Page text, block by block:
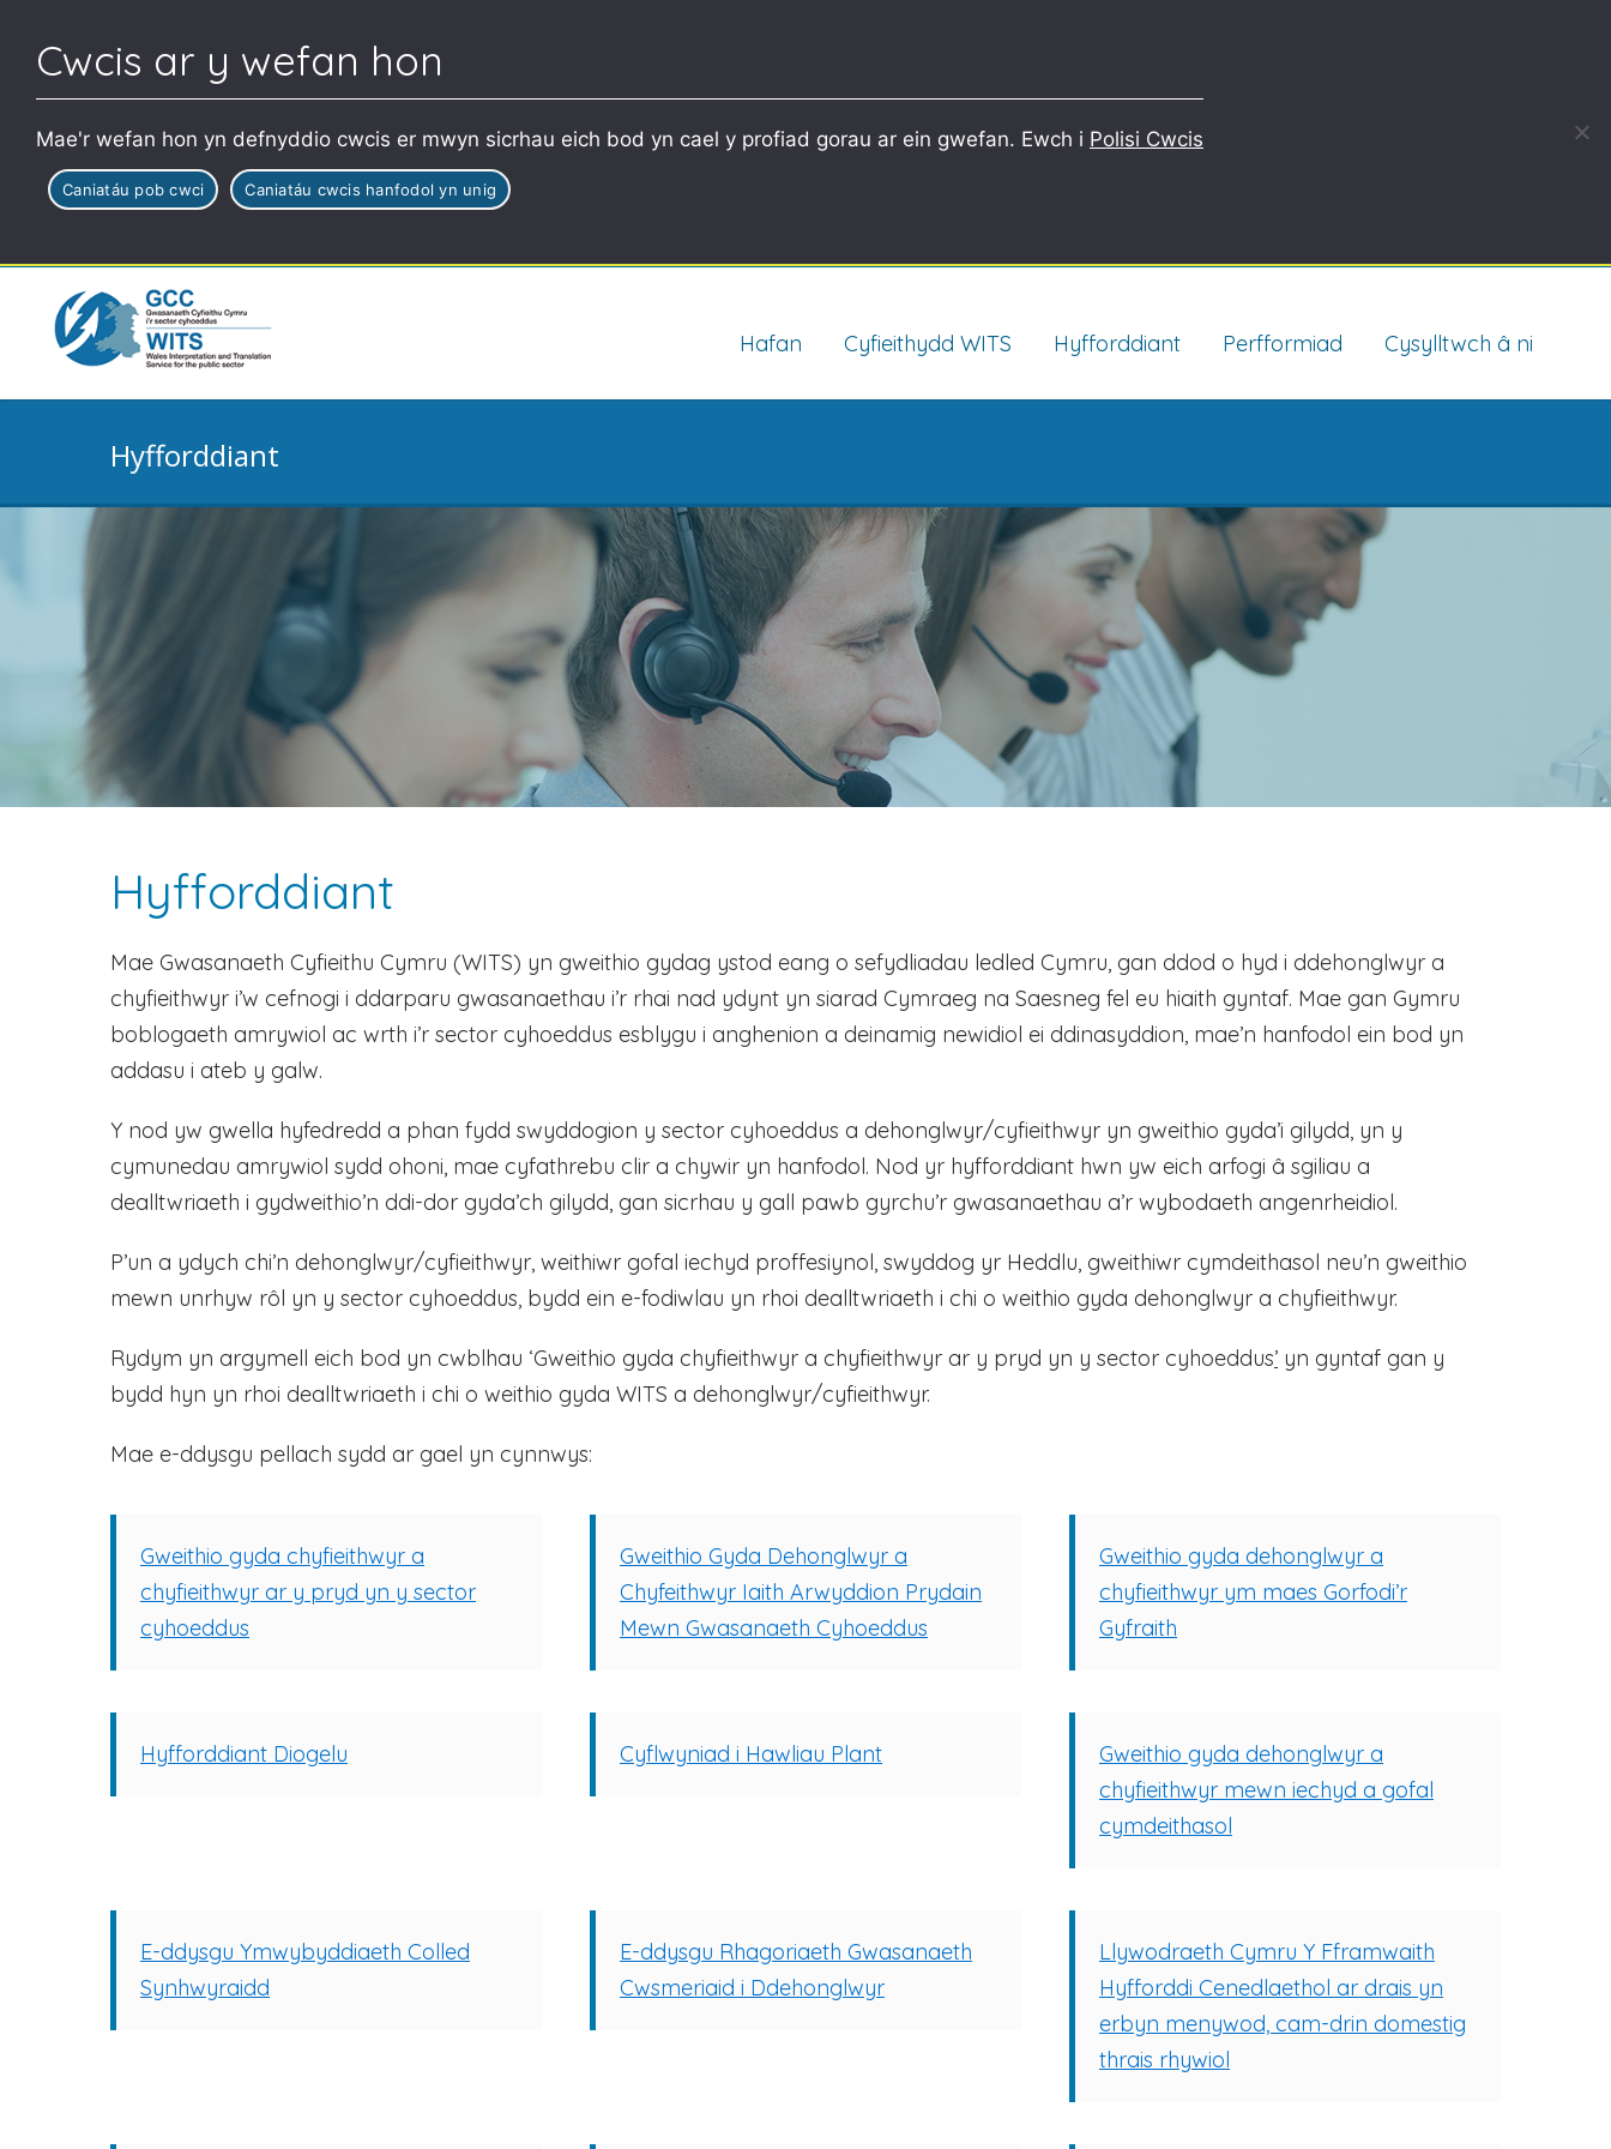
Cwcis ar y wefan hon
Mae'r wefan hon yn defnyddio cwcis er mwyn sicrhau eich bod yn cael y profiad gorau ar ein gwefan. Ewch i Polisi Cwcis
Caniatáu pob cwci Caniatáu cwcis hanfodol yn unig
Hafan Cyfieithydd WITS Hyfforddiant Perfformiad Cysylltwch â ni
Hyfforddiant
Hyfforddiant
Mae Gwasanaeth Cyfieithu Cymru (WITS) yn gweithio gydag ystod eang o sefydliadau ledled Cymru, gan ddod o hyd i ddehonglwyr a
chyfieithwyr i’w cefnogi i ddarparu gwasanaethau i’r rhai nad ydynt yn siarad Cymraeg na Saesneg fel eu hiaith gyntaf. Mae gan Gymru
boblogaeth amrywiol ac wrth i’r sector cyhoeddus esblygu i anghenion a deinamig newidiol ei ddinasyddion, mae’n hanfodol ein bod yn
addasu i ateb y galw.
Y nod yw gwella hyfedredd a phan fydd swyddogion y sector cyhoeddus a dehonglwyr/cyfieithwyr yn gweithio gyda’i gilydd, yn y
cymunedau amrywiol sydd ohoni, mae cyfathrebu clir a chywir yn hanfodol. Nod yr hyfforddiant hwn yw eich arfogi â sgiliau a
dealltwriaeth i gydweithio’n ddi-dor gyda’ch gilydd, gan sicrhau y gall pawb gyrchu’r gwasanaethau a’r wybodaeth angenrheidiol.
P’un a ydych chi’n dehonglwyr/cyfieithwyr, weithiwr gofal iechyd proffesiynol, swyddog yr Heddlu, gweithiwr cymdeithasol neu’n gweithio
mewn unrhyw rôl yn y sector cyhoeddus, bydd ein e-fodiwlau yn rhoi dealltwriaeth i chi o weithio gyda dehonglwyr a chyfieithwyr.
Rydym yn argymell eich bod yn cwblhau ‘Gweithio gyda chyfieithwyr a chyfieithwyr ar y pryd yn y sector cyhoeddus’ yn gyntaf gan y
bydd hyn yn rhoi dealltwriaeth i chi o weithio gyda WITS a dehonglwyr/cyfieithwyr.
Mae e-ddysgu pellach sydd ar gael yn cynnwys:
Gweithio gyda chyfieithwyr a
chyfieithwyr ar y pryd yn y sector
cyhoeddus
Gweithio Gyda Dehonglwyr a
Chyfeithwyr Iaith Arwyddion Prydain
Mewn Gwasanaeth Cyhoeddus
Gweithio gyda dehonglwyr a
chyfieithwyr ym maes Gorfodi’r
Gyfraith
Hyfforddiant Diogelu Cyflwyniad i Hawliau Plant
Gweithio gyda dehonglwyr a
chyfieithwyr mewn iechyd a gofal
cymdeithasol
E-ddysgu Ymwybyddiaeth Colled
Synhwyraidd
E-ddysgu Rhagoriaeth Gwasanaeth
Cwsmeriaid i Ddehonglwyr
Llywodraeth Cymru Y Fframwaith
Hyfforddi Cenedlaethol ar drais yn
erbyn menywod, cam-drin domestig
thrais rhywiol